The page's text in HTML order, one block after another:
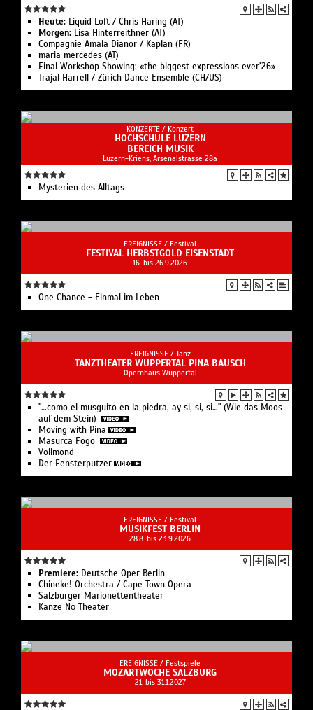
Heute: Liquid Loft / Chris Haring (AT)
Morgen: Lisa Hinterreithner (AT)
Compagnie Amala Dianor / Kaplan (FR)
maria mercedes (AT)
Final Workshop Showing: «the biggest expressions ever’26»
Trajal Harrell / Zürich Dance Ensemble (CH/US)
KONZERTE / Konzert
HOCHSCHULE LUZERN
BEREICH MUSIK
Luzern-Kriens, Arsenalstrasse 28a
Mysterien des Alltags
EREIGNISSE / Festival
FESTIVAL HERBSTGOLD EISENSTADT
16. bis 26.9.2026
One Chance - Einmal im Leben
EREIGNISSE / Tanz
TANZTHEATER WUPPERTAL PINA BAUSCH
Opernhaus Wuppertal
"…como el musguito en la piedra, ay si, si, si…" (Wie das Moos
auf dem Stein)
Moving with Pina
Masurca Fogo
Vollmond
Der Fensterputzer
EREIGNISSE / Festival
MUSIKFEST BERLIN
28.8. bis 23.9.2026
Premiere: Deutsche Oper Berlin
Chineke! Orchestra / Cape Town Opera
Salzburger Marionettentheater
Kanze Nō Theater
EREIGNISSE / Festspiele
MOZARTWOCHE SALZBURG
21. bis 31.1.2027